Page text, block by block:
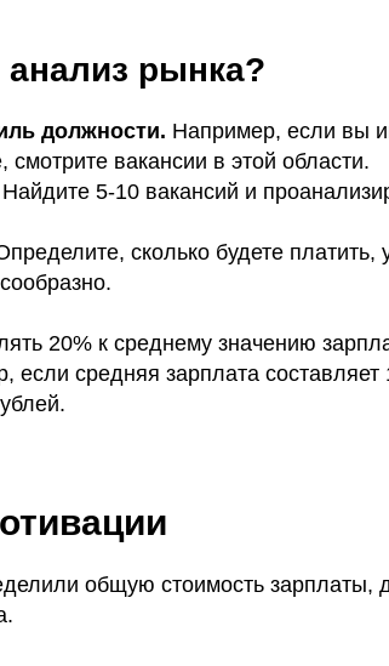
анализ рынка?
должности. Например, если вы
смотрите вакансии в этой области.
Найдите 5-10 вакансий и
сколько будете платить,
20% к среднему значению
если средняя зарплата
общую стоимость зарплаты,